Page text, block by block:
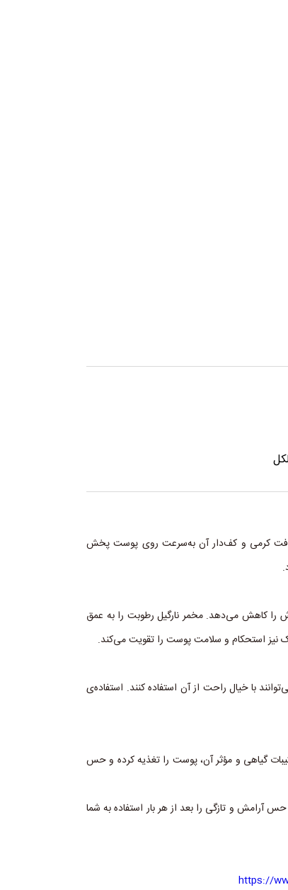
بافت کرمی و کف‌دار آن به‌سرعت روی پوست پخش
را کاهش می‌دهد. مخمر نارگیل رطوبت را به عمق
نیز استحکام و سلامت پوست را تقویت می‌کند.
با خیال راحت از آن استفاده کنند. استفاده‌ی
گیاهی و مؤثر آن، پوست را تغذیه کرده و حس
و تازگی را بعد از هر بار استفاده به شما
https://